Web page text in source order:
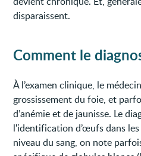
disparaissent.
Comment le
À l’examen clinique, le
grossissement du foie, et
d’anémie et de jaunisse. Le
l'identification d’œufs dans
niveau du sang, on note